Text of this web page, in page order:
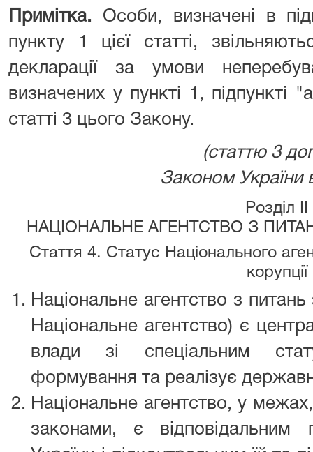
Примітка. Особи, визначені в
пункту 1 цієї статті,
декларації за умови
визначених у пункті 1, підпункті
статті 3 цього Закону.
(статтю 3
Законом України
Розділ II
НАЦІОНАЛЬНЕ АГЕНТСТВО З
Стаття 4. Статус Національного
корупції
Національне агентство з питань
Національне агентство) є
влади зі спеціальним
формування та реалізує
Національне агентство, у
законами, є